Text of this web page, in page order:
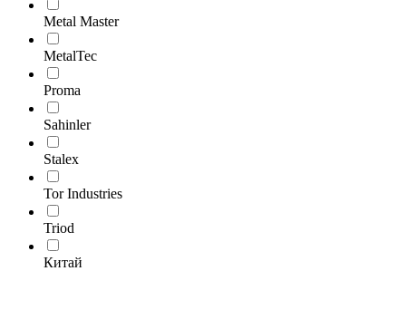
Metal Master
MetalTec
Proma
Sahinler
Stalex
Tor Industries
Triod
Китай